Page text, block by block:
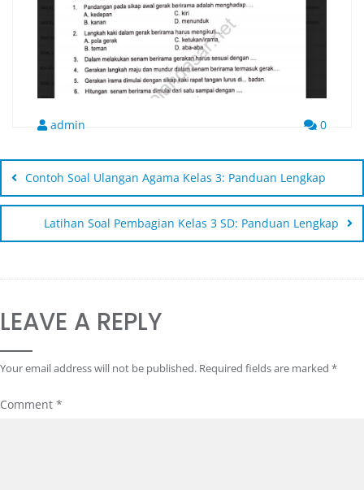
admin 0
Contoh Soal Ulangan Agama Kelas 3: Panduan Lengkap
Latihan Soal Pembagian Kelas 3 SD: Panduan Lengkap
LEAVE A REPLY
Your email address will not be published. Required fields are marked *
Comment *